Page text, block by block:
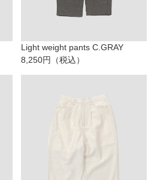
Light weight pants C.GRAY
8,250円（税込）